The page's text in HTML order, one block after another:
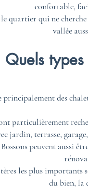
confortable,
le quartier qui ne
vallée
Quels
des
particulièrement
jardin, terrasse,
peuvent aussi
les plus importants
du bien, la